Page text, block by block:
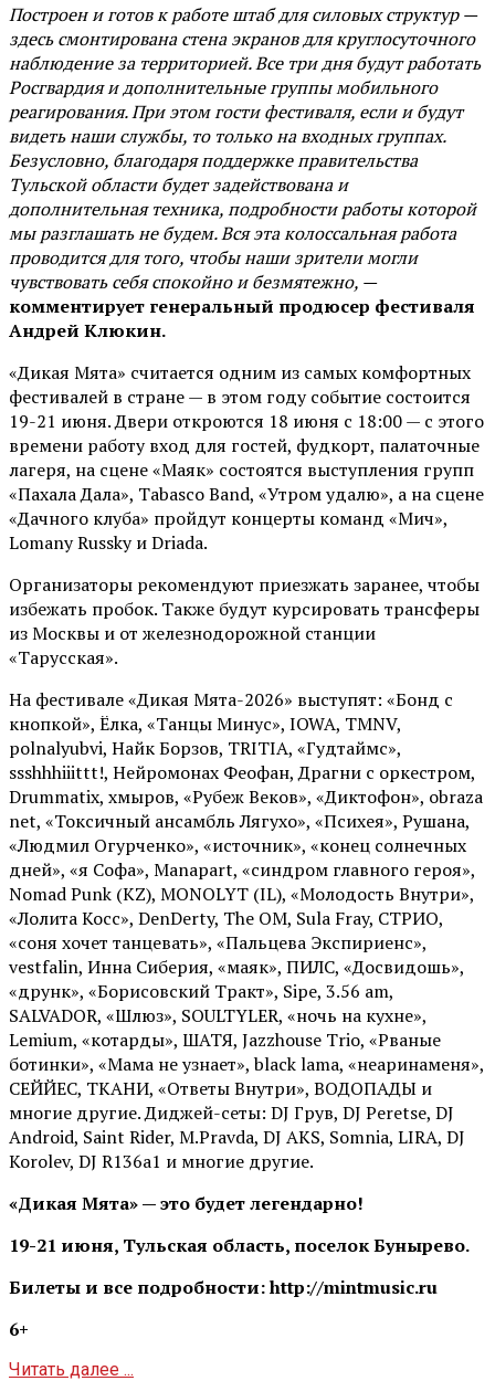
Построен и готов к работе штаб для силовых структур —
здесь смонтирована стена экранов для круглосуточного
наблюдение за территорией. Все три дня будут работать
Росгвардия и дополнительные группы мобильного
реагирования. При этом гости фестиваля, если и будут
видеть наши службы, то только на входных группах.
Безусловно, благодаря поддержке правительства
Тульской области будет задействована и
дополнительная техника, подробности работы которой
мы разглашать не будем. Вся эта колоссальная работа
проводится для того, чтобы наши зрители могли
чувствовать себя спокойно и безмятежно, —
комментирует генеральный продюсер фестиваля
Андрей Клюкин.
«Дикая Мята» считается одним из самых комфортных
фестивалей в стране — в этом году событие состоится
19-21 июня. Двери откроются 18 июня с 18:00 — с этого
времени работу вход для гостей, фудкорт, палаточные
лагеря, на сцене «Маяк» состоятся выступления групп
«Пахала Дала», Tabasco Band, «Утром удалю», а на сцене
«Дачного клуба» пройдут концерты команд «Мич»,
Lomany Russky и Driada.
Организаторы рекомендуют приезжать заранее, чтобы
избежать пробок. Также будут курсировать трансферы
из Москвы и от железнодорожной станции
«Тарусская».
На фестивале «Дикая Мята-2026» выступят: «Бонд с
кнопкой», Ёлка, «Танцы Минус», IOWA, TMNV,
polnalyubvi, Найк Борзов, TRITIA, «Гудтаймс»,
ssshhhiiittt!, Нейромонах Феофан, Драгни с оркестром,
Drummatix, хмыров, «Рубеж Веков», «Диктофон», obraza
net, «Токсичный ансамбль Лягухо», «Психея», Рушана,
«Людмил Огурченко», «источник», «конец солнечных
дней», «я Софа», Manapart, «синдром главного героя»,
Nomad Punk (KZ), MONOLYT (IL), «Молодость Внутри»,
«Лолита Косс», DenDerty, The OM, Sula Fray, СТРИО,
«соня хочет танцевать», «Пальцева Экспириенс»,
vestfalin, Инна Сиберия, «маяк», ПИЛС, «Досвидошь»,
«друнк», «Борисовский Тракт», Sipe, 3.56 am,
SALVADOR, «Шлюз», SOULTYLER, «ночь на кухне»,
Lemium, «котарды», ШАТЯ, Jazzhouse Trio, «Рваные
ботинки», «Мама не узнает», black lama, «неаринаменя»,
СЕЙЙЕС, ТКАНИ, «Ответы Внутри», ВОДОПАДЫ и
многие другие. Диджей-сеты: DJ Грув, DJ Peretse, DJ
Android, Saint Rider, М.Pravda, DJ AKS, Somnia, LIRA, DJ
Korolev, DJ R136a1 и многие другие.
«Дикая Мята» — это будет легендарно!
19-21 июня, Тульская область, поселок Бунырево.
Билеты и все подробности: http://mintmusic.ru
6+
Читать далее ...